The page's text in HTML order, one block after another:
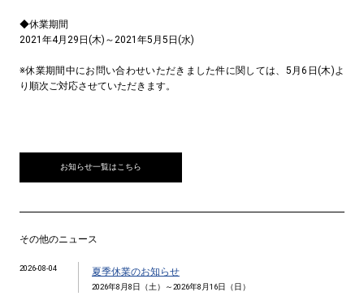
◆休業期間
2021年4月29日(木)～2021年5月5日(水)
※休業期間中にお問い合わせいただきました件に関しては、5月6日(木)よ
り順次ご対応させていただきます。
お知らせ一覧はこちら
その他のニュース
2026-08-04 夏季休業のお知らせ
2026年8月8日（土）～2026年8月16日（日）